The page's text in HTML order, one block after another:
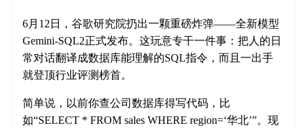
6月12日，谷歌研究院扔出一颗重磅炸弹——全新模型
Gemini-SQL2正式发布。这玩意专干一件事：把人的日
常对话翻译成数据库能理解的SQL指令，而且一出手
就登顶行业评测榜首。
简单说，以前你查公司数据库得写代码，比
如“SELECT * FROM sales WHERE region=‘华北’”。现